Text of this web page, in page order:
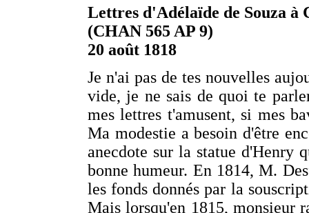
Lettres d'Adélaïde de Souza à
(CHAN 565 AP 9)
20 août 1818
Je n'ai pas de tes nouvelles
vide, je ne sais de quoi te
mes lettres t'amusent, si mes
Ma modestie a besoin d'être
anecdote sur la statue d'Henry
bonne humeur. En 1814, M.
les fonds donnés par la
Mais lorsqu'en 1815, monsieur